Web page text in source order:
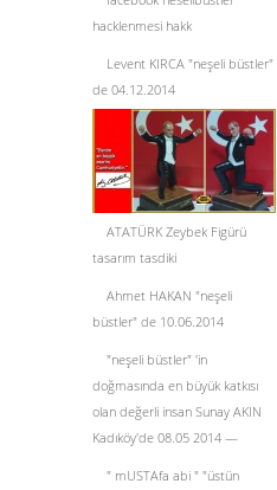
hacklenmesi hakk
Levent KIRCA "neşeli büstler"
de 04.12.2014
ATATÜRK Zeybek Figürü
tasarım tasdiki
Ahmet HAKAN "neşeli
büstler" de 10.06.2014
"neşeli büstler" 'in
doğmasında en büyük katkısı
olan değerli insan Sunay AKIN
Kadıköy'de 08.05 2014 —
" mUSTAfa abi " "üstün